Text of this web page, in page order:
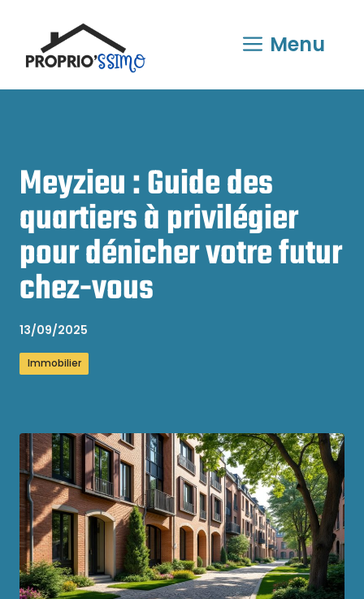
contenu
Menu
Meyzieu : Guide des
quartiers à privilégier
pour dénicher votre futur
chez-vous
13/09/2025
Immobilier